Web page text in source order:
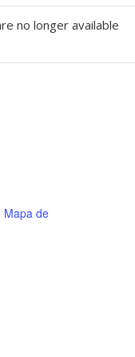
Mapa de
no longer available